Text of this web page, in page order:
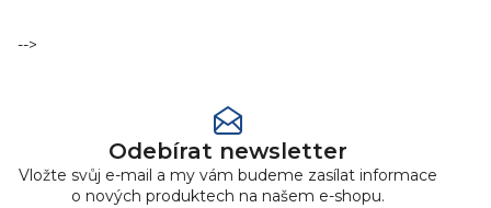
-->
Odebírat newsletter
Vložte svůj e-mail a my vám budeme zasílat informace
o nových produktech na našem e-shopu.